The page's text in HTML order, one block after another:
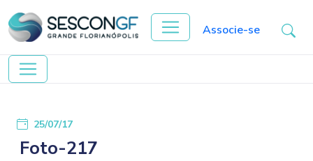
Associe-se
25/07/17
Foto-217